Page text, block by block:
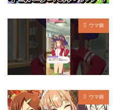
ウマ娘
ウマ娘